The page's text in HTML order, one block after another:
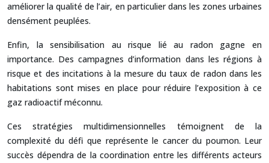
améliorer la qualité de l’air, en particulier dans les zones urbaines
densément peuplées.
Enfin, la sensibilisation au risque lié au radon gagne en
importance. Des campagnes d’information dans les régions à
risque et des incitations à la mesure du taux de radon dans les
habitations sont mises en place pour réduire l’exposition à ce
gaz radioactif méconnu.
Ces stratégies multidimensionnelles témoignent de la
complexité du défi que représente le cancer du poumon. Leur
succès dépendra de la coordination entre les différents acteurs